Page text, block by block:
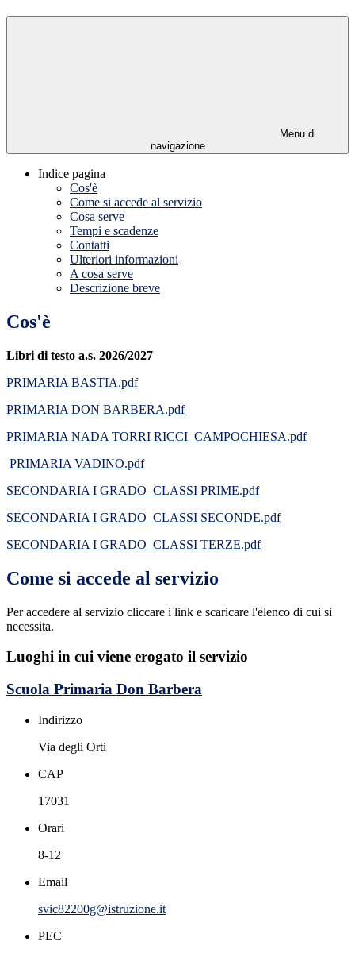
Menu di
navigazione
Indice pagina
Cos'è
Come si accede al servizio
Cosa serve
Tempi e scadenze
Contatti
Ulteriori informazioni
A cosa serve
Descrizione breve
Cos'è
Libri di testo a.s. 2026/2027
PRIMARIA BASTIA.pdf
PRIMARIA DON BARBERA.pdf
PRIMARIA NADA TORRI RICCI_CAMPOCHIESA.pdf
PRIMARIA VADINO.pdf
SECONDARIA I GRADO_CLASSI PRIME.pdf
SECONDARIA I GRADO_CLASSI SECONDE.pdf
SECONDARIA I GRADO_CLASSI TERZE.pdf
Come si accede al servizio
Per accedere al servizio cliccare i link e scaricare l'elenco di cui si
necessita.
Luoghi in cui viene erogato il servizio
Scuola Primaria Don Barbera
Indirizzo
Via degli Orti
CAP
17031
Orari
8-12
Email
svic82200g@istruzione.it
PEC